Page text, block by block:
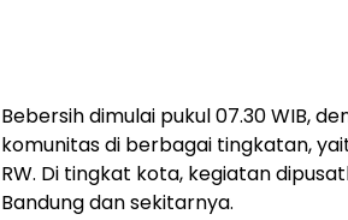
Bebersih dimulai pukul 07.30 WIB,
komunitas di berbagai tingkatan,
RW. Di tingkat kota, kegiatan
Bandung dan sekitarnya.